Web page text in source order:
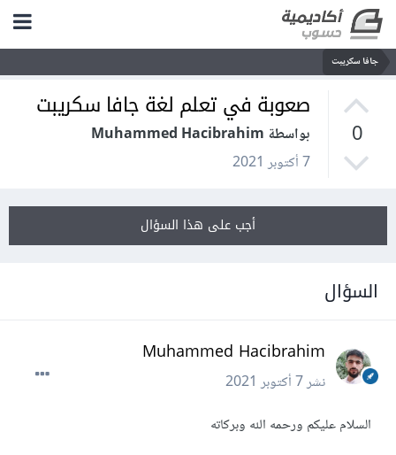
جافا سكريبت
0
صعوبة في تعلم لغة جافا سكريبت
بواسطة Muhammed Hacibrahim
7 أكتوبر 2021
أجب على هذا السؤال
السؤال
Muhammed Hacibrahim
نشر7 أكتوبر 2021
السلام عليكم ورحمه الله وبركاته